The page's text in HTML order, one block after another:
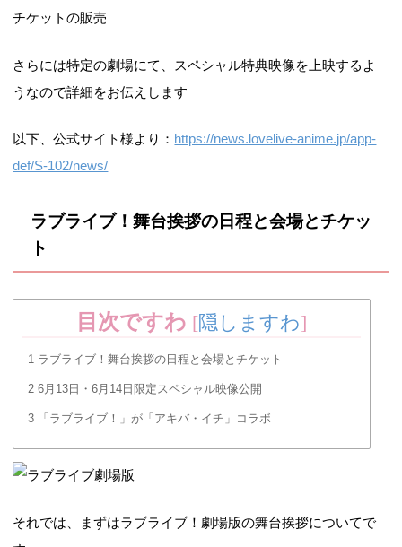
チケットの販売
さらには特定の劇場にて、スペシャル特典映像を上映するよ
うなので詳細をお伝えします
以下、公式サイト様より： https://news.lovelive-anime.jp/app-
def/S-102/news/
ラブライブ！舞台挨拶の日程と会場とチケッ
ト
目次ですわ [隠しますわ]
1 ラブライブ！舞台挨拶の日程と会場とチケット
2 6月13日・6月14日限定スペシャル映像公開
3 「ラブライブ！」が「アキバ・イチ」コラボ
それでは、まずはラブライブ！劇場版の舞台挨拶についてで